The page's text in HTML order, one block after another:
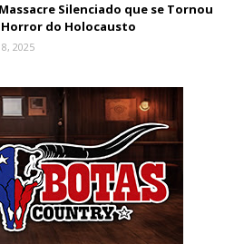
Silenciado que se Tornou
do Holocausto
2025